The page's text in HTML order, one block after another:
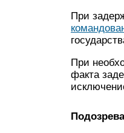
При
При
факта